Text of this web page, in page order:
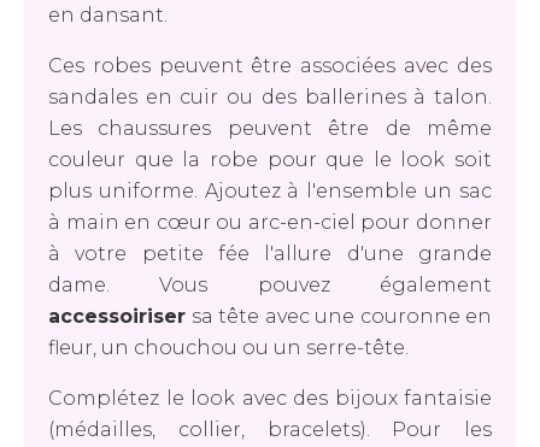
en dansant.
Ces robes peuvent être associées avec des
sandales en cuir ou des ballerines à talon.
Les chaussures peuvent être de même
couleur que la robe pour que le look soit
plus uniforme. Ajoutez à l'ensemble un sac
à main en cœur ou arc-en-ciel pour donner
à votre petite fée l'allure d'une grande
dame. Vous pouvez également
accessoiriser sa tête avec une couronne en
fleur, un chouchou ou un serre-tête.
Complétez le look avec des bijoux fantaisie
(médailles, collier, bracelets). Pour les